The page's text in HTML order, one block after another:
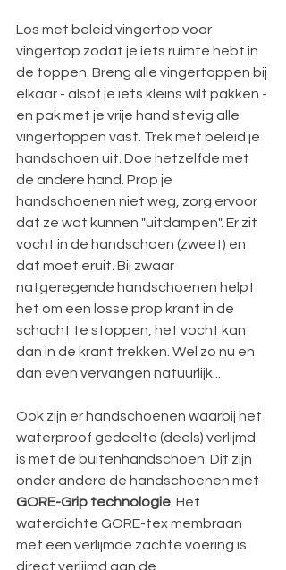
Los met beleid vingertop voor
vingertop zodat je iets ruimte hebt in
de toppen. Breng alle vingertoppen bij
elkaar - alsof je iets kleins wilt pakken -
en pak met je vrije hand stevig alle
vingertoppen vast. Trek met beleid je
handschoen uit. Doe hetzelfde met
de andere hand. Prop je
handschoenen niet weg, zorg ervoor
dat ze wat kunnen "uitdampen". Er zit
vocht in de handschoen (zweet) en
dat moet eruit. Bij zwaar
natgeregende handschoenen helpt
het om een losse prop krant in de
schacht te stoppen, het vocht kan
dan in de krant trekken. Wel zo nu en
dan even vervangen natuurlijk...
Ook zijn er handschoenen waarbij het
waterproof gedeelte (deels) verlijmd
is met de buitenhandschoen. Dit zijn
onder andere de handschoenen met
GORE-Grip technologie . Het
waterdichte GORE-tex membraan
met een verlijmde zachte voering is
direct verlijmd aan de